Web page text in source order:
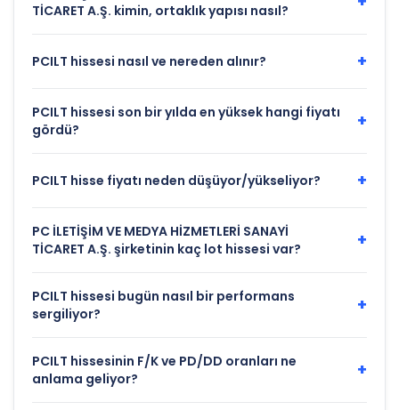
TİCARET A.Ş. kimin, ortaklık yapısı nasıl?
PCILT hissesi nasıl ve nereden alınır? +
PCILT hissesi son bir yılda en yüksek hangi fiyatı
gördü?
+
PCILT hisse fiyatı neden düşüyor/yükseliyor? +
PC İLETİŞİM VE MEDYA HİZMETLERİ SANAYİ
TİCARET A.Ş. şirketinin kaç lot hissesi var?
+
PCILT hissesi bugün nasıl bir performans
sergiliyor?
+
PCILT hissesinin F/K ve PD/DD oranları ne
anlama geliyor?
+